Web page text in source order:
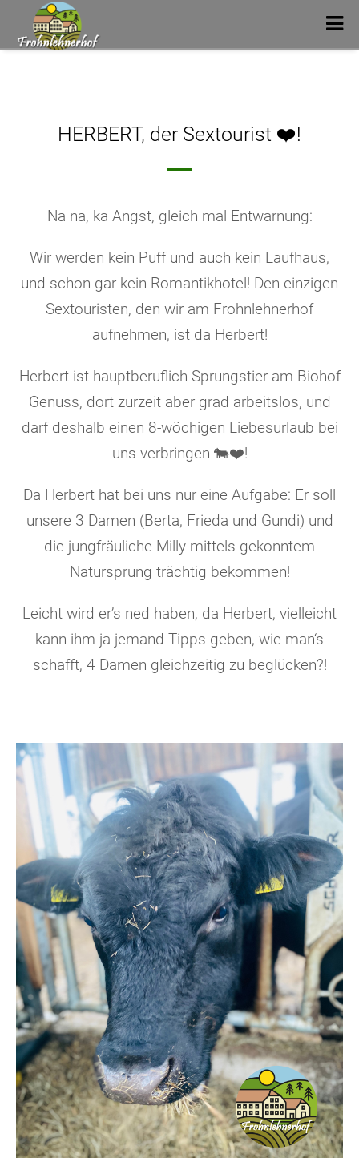
HERBERT, der Sextourist ❤️!
Na na, ka Angst, gleich mal Entwarnung:
Wir werden kein Puff und auch kein Laufhaus,
und schon gar kein Romantikhotel! Den einzigen
Sextouristen, den wir am Frohnlehnerhof
aufnehmen, ist da Herbert!
Herbert ist hauptberuflich Sprungstier am Biohof
Genuss, dort zurzeit aber grad arbeitslos, und
darf deshalb einen 8-wöchigen Liebesurlaub bei
uns verbringen 🐄❤️!
Da Herbert hat bei uns nur eine Aufgabe: Er soll
unsere 3 Damen (Berta, Frieda und Gundi) und
die jungfräuliche Milly mittels gekonntem
Natursprung trächtig bekommen!
Leicht wird er’s ned haben, da Herbert, vielleicht
kann ihm ja jemand Tipps geben, wie man‘s
schafft, 4 Damen gleichzeitig zu beglücken?!